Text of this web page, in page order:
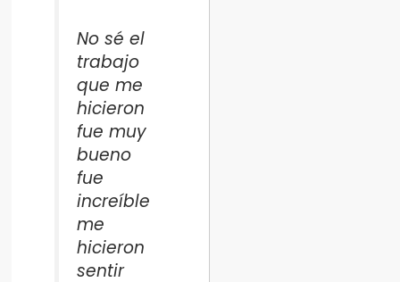
No sé el
trabajo
que me
hicieron
fue muy
bueno
fue
increíble
me
hicieron
sentir